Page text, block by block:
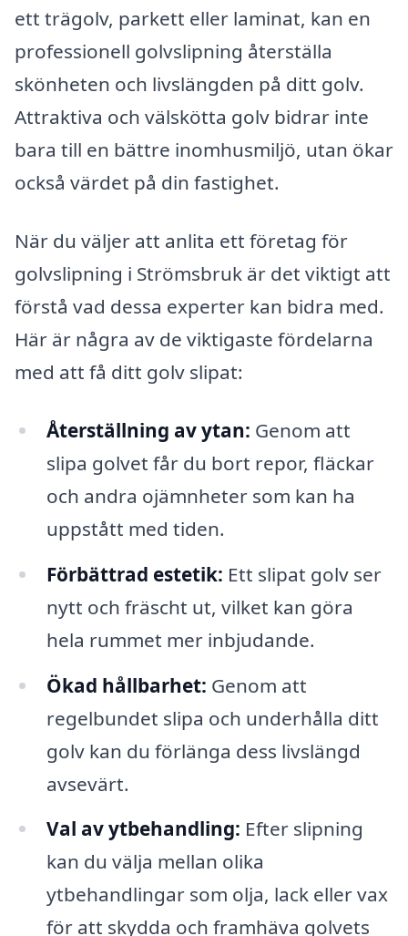
ett trägolv, parkett eller laminat, kan en
professionell golvslipning återställa
skönheten och livslängden på ditt golv.
Attraktiva och välskötta golv bidrar inte
bara till en bättre inomhusmiljö, utan ökar
också värdet på din fastighet.
När du väljer att anlita ett företag för
golvslipning i Strömsbruk är det viktigt att
förstå vad dessa experter kan bidra med.
Här är några av de viktigaste fördelarna
med att få ditt golv slipat:
Återställning av ytan: Genom att
slipa golvet får du bort repor, fläckar
och andra ojämnheter som kan ha
uppstått med tiden.
Förbättrad estetik: Ett slipat golv ser
nytt och fräscht ut, vilket kan göra
hela rummet mer inbjudande.
Ökad hållbarhet: Genom att
regelbundet slipa och underhålla ditt
golv kan du förlänga dess livslängd
avsevärt.
Val av ytbehandling: Efter slipning
kan du välja mellan olika
ytbehandlingar som olja, lack eller vax
för att skydda och framhäva golvets